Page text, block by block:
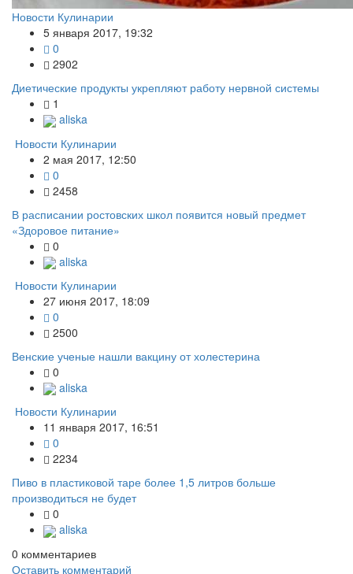
Новости Кулинарии
5 января 2017, 19:32
0
2902
Диетические продукты укрепляют работу нервной системы
1
aliska
Новости Кулинарии
2 мая 2017, 12:50
0
2458
В расписании ростовских школ появится новый предмет
«Здоровое питание»
0
aliska
Новости Кулинарии
27 июня 2017, 18:09
0
2500
Венские ученые нашли вакцину от холестерина
0
aliska
Новости Кулинарии
11 января 2017, 16:51
0
2234
Пиво в пластиковой таре более 1,5 литров больше
производиться не будет
0
aliska
0 комментариев
Оставить комментарий